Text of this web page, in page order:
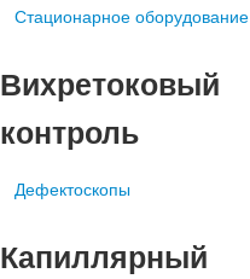
Стационарное оборудование
Вихретоковый
контроль
Дефектоскопы
Капиллярный